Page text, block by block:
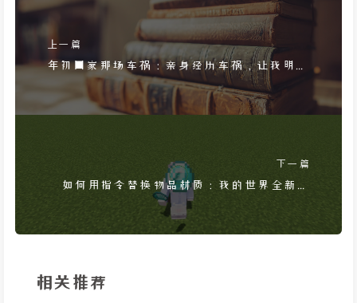
上一篇
年初回家那场车祸：亲身经历车祸，让我明白
安全和监控的重要
下一篇
如何用指令替换物品材质：我的世界全新指
相关推荐